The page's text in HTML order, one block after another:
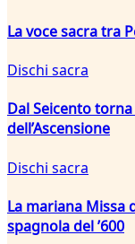
La voce sacra tra
Dischi sacra
Dal Seicento
dell’Ascensione
Dischi sacra
La mariana Missa
spagnola del ’600